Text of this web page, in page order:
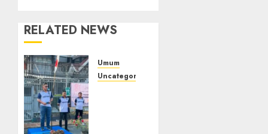
RELATED NEWS
Umum
Uncategorized